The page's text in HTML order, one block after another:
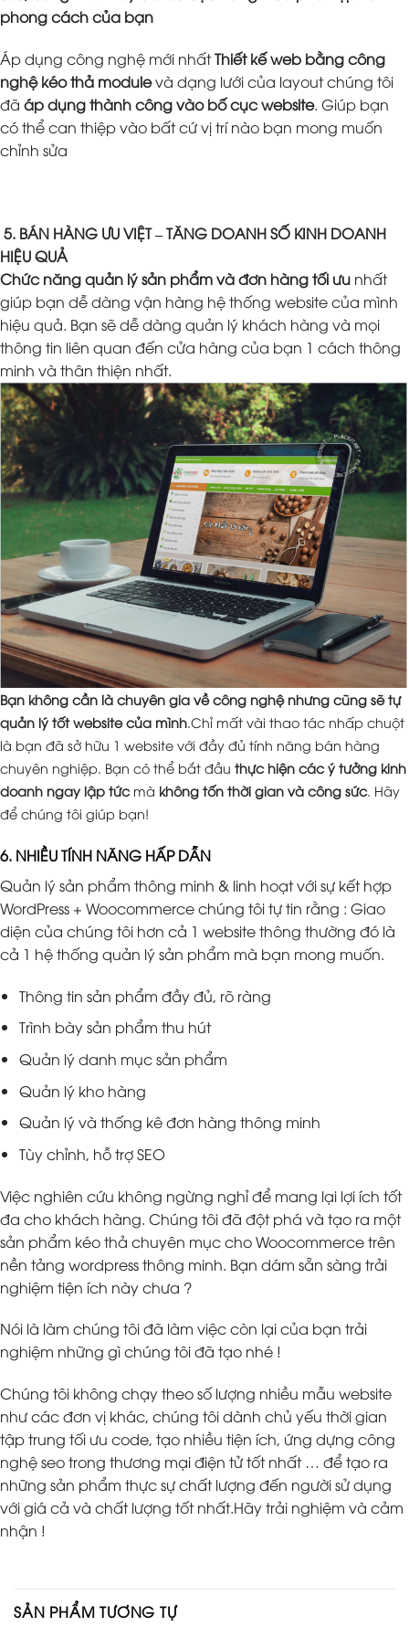
phong cách của bạn
Áp dụng công nghệ mới nhấtThiết kế web bằng công
nghệ kéo thả modulevà dạng lưới của layout chúng tôi
đã áp dụng thành công vào bố cục website. Giúp bạn
có thể can thiệp vào bất cứ vị trí nào bạn mong muốn
chỉnh sửa
5. BÁN HÀNG ƯU VIỆT – TĂNG DOANH SỐ KINH DOANH
HIỆU QUẢ
Chức năng quản lý sản phẩm và đơn hàng tối ưu nhất
giúp bạn dễ dàng vận hàng hệ thống website của mình
hiệu quả. Bạn sẽ dễ dàng quản lý khách hàng và mọi
thông tin liên quan đến cửa hàng của bạn 1 cách thông
minh và thân thiện nhất.
Bạn không cần là chuyên gia về công nghệ nhưng cũng sẽ tự
quản lý tốt website của mình.Chỉ mất vài thao tác nhấp chuột
là bạn đã sở hữu 1 website với đầy đủ tính năng bán hàng
chuyên nghiệp. Bạn có thể bắt đầu thực hiện các ý tưởng kinh
doanh ngay lập tứcmà không tốn thời gian và công sức. Hãy
để chúng tôi giúp bạn!
6. NHIỀU TÍNH NĂNG HẤP DẪN
Quản lý sản phẩm thông minh & linh hoạt với sự kết hợp
WordPress + Woocommerce chúng tôi tự tin rằng : Giao
diện của chúng tôi hơn cả 1 website thông thường đó là
cả 1 hệ thống quản lý sản phẩm mà bạn mong muốn.
Thông tin sản phẩm đầy đủ, rõ ràng
Trình bày sản phẩm thu hút
Quản lý danh mục sản phẩm
Quản lý kho hàng
Quản lý và thống kê đơn hàng thông minh
Tùy chỉnh, hỗ trợ SEO
Việc nghiên cứu không ngừng nghỉ để mang lại lợi ích tốt
đa cho khách hàng. Chúng tôi đã đột phá và tạo ra một
sản phẩm kéo thả chuyên mục cho Woocommerce trên
nền tảng wordpress thông minh. Bạn dám sẵn sàng trải
nghiệm tiện ích này chưa ?
Nói là làm chúng tôi đã làm việc còn lại của bạn trải
nghiệm những gì chúng tôi đã tạo nhé !
Chúng tôi không chạy theo số lượng nhiều mẫu website
như các đơn vị khác, chúng tôi dành chủ yếu thời gian
tập trung tối ưu code, tạo nhiều tiện ích, ứng dựng công
nghệ seo trong thương mại điện tử tốt nhất … để tạo ra
những sản phẩm thực sự chất lượng đến người sử dụng
với giá cả và chất lượng tốt nhất.Hãy trải nghiệm và cảm
nhận !
SẢN PHẨM TƯƠNG TỰ